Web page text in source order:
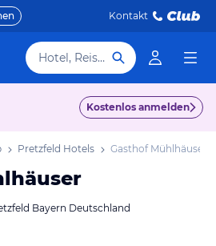
Kontakt
Hotel, Reiseziel
Kostenlos anmelden
Pretzfeld Hotels Gasthof Mühlhäuser
Bayern Deutschland